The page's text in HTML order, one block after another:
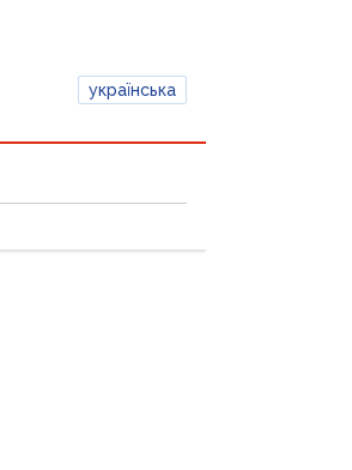
українська